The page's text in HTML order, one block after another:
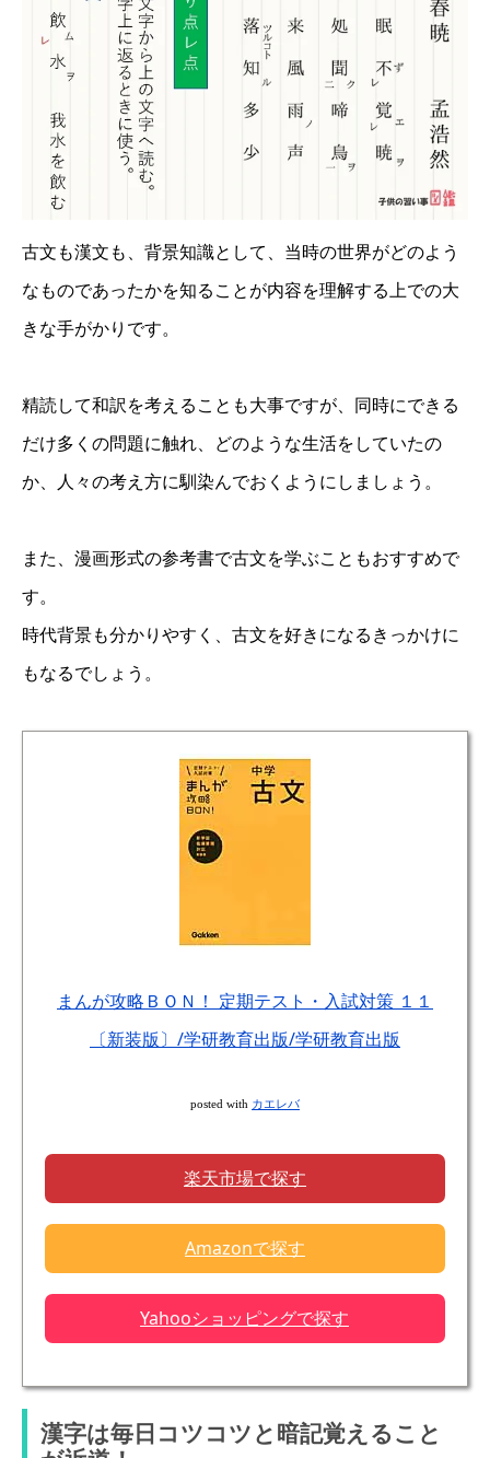
古文も漢文も、背景知識として、当時の世界がどのよう
なものであったかを知ることが内容を理解する上での大
きな手がかりです。
精読して和訳を考えることも大事ですが、同時にできる
だけ多くの問題に触れ、どのような生活をしていたの
か、人々の考え方に馴染んでおくようにしましょう。
また、漫画形式の参考書で古文を学ぶこともおすすめで
す。
時代背景も分かりやすく、古文を好きになるきっかけに
もなるでしょう。
まんが攻略ＢＯＮ！ 定期テスト・入試対策 １１
〔新装版〕/学研教育出版/学研教育出版
posted with カエレバ
楽天市場で探す
Amazonで探す
Yahooショッピングで探す
漢字は毎日コツコツと暗記覚えること